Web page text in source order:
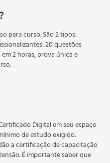
para curso. São 2 tipos:
20 questões
2 horas, prova única e
10 questões objetivas, as quais
e referente a todo o
ser feitos dentro do
a 60%para a conclusão e
Em caso de reprovação,
prova dentro do período do
gratuitos não possuem nova
Digital em seu espaço
de estudo exigido.
a certificação de capacitação
É importante saber que